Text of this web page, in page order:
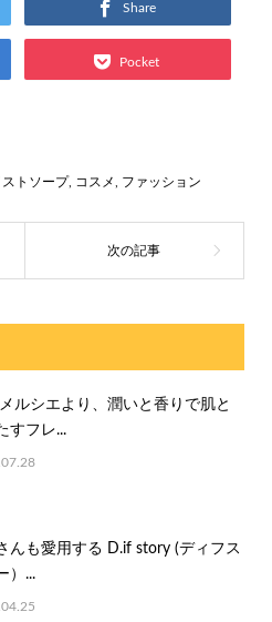
Share
Pocket
トソープ, コスメ, ファッション
ルシエより、潤いと香りで肌と
すフレ...
んも愛用する D.if story (ディフス
）...